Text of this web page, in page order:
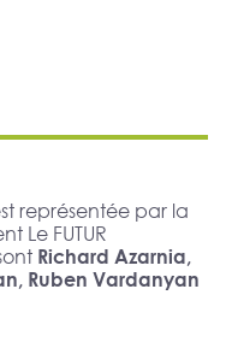
représentée par la
Le FUTUR
Richard Azarnia,
Ruben Vardanyan